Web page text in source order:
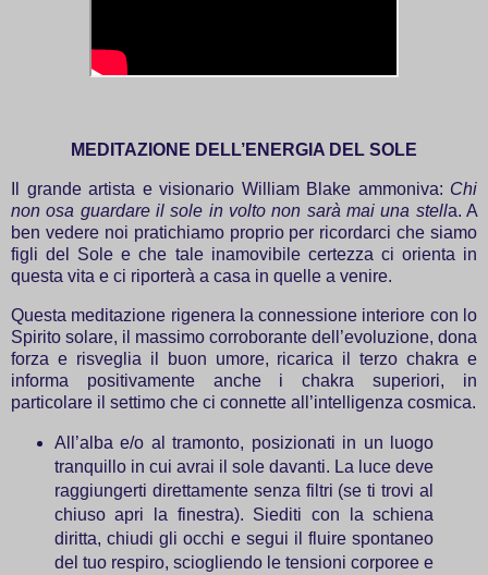
MEDITAZIONE DELL’ENERGIA DEL SOLE
Il grande artista e visionario William Blake ammoniva: Chi
non osa guardare il sole in volto non sarà mai una stella. A
ben vedere noi pratichiamo proprio per ricordarci che siamo
figli del Sole e che tale inamovibile certezza ci orienta in
questa vita e ci riporterà a casa in quelle a venire.
Questa meditazione rigenera la connessione interiore con lo
Spirito solare, il massimo corroborante dell’evoluzione, dona
forza e risveglia il buon umore, ricarica il terzo chakra e
informa positivamente anche i chakra superiori, in
particolare il settimo che ci connette all’intelligenza cosmica.
All’alba e/o al tramonto, posizionati in un luogo
tranquillo in cui avrai il sole davanti. La luce deve
raggiungerti direttamente senza filtri (se ti trovi al
chiuso apri la finestra). Siediti con la schiena
diritta, chiudi gli occhi e segui il fluire spontaneo
del tuo respiro, sciogliendo le tensioni corporee e